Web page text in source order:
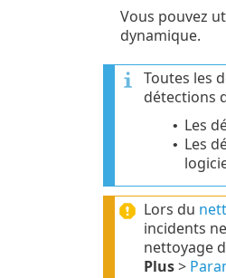
Vous pouvez
dynamique.
Toutes les
détections
• Les
• Les
Lors du
incidents
nettoyage
Plus>